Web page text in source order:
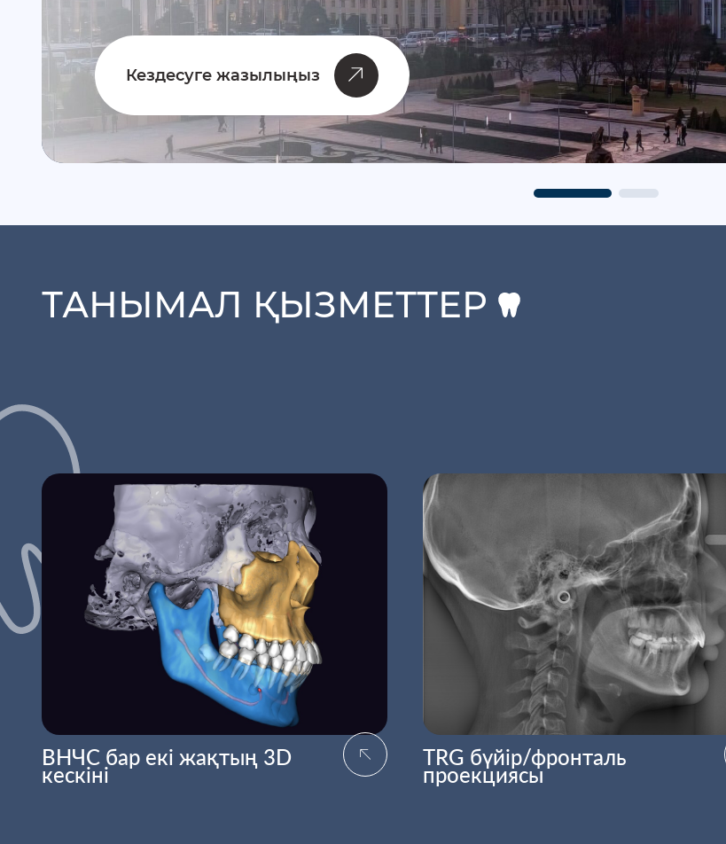
Кездесуге жазылыңыз
ТАНЫМАЛ ҚЫЗМЕТТЕР
ВНЧС бар екі жақтың 3D
кескіні
TRG бүйір/фронталь
проекциясы